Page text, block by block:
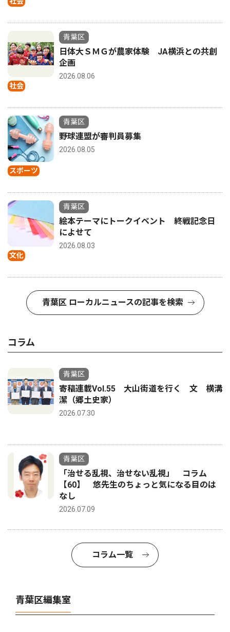
社会
青葉区
日体大ＳＭＧが農家体験 JA横浜との共創
企画
2026.08.06
スポーツ
青葉区
野球連盟が審判員募集
2026.08.05
文化
青葉区
絵本テーマにトークイベント 終戦記念日
によせて
2026.08.03
青葉区 ローカルニュースの記事を検索
コラム
青葉区
寄稿連載Vol.55 大山街道を行く 文 横溝
潔（郷土史家）
2026.07.30
青葉区
「治せる乱視、治せない乱視」 コラム
【60】 悠先生のちょっと気になる目のは
なし
2026.07.09
コラム一覧
青葉区編集室